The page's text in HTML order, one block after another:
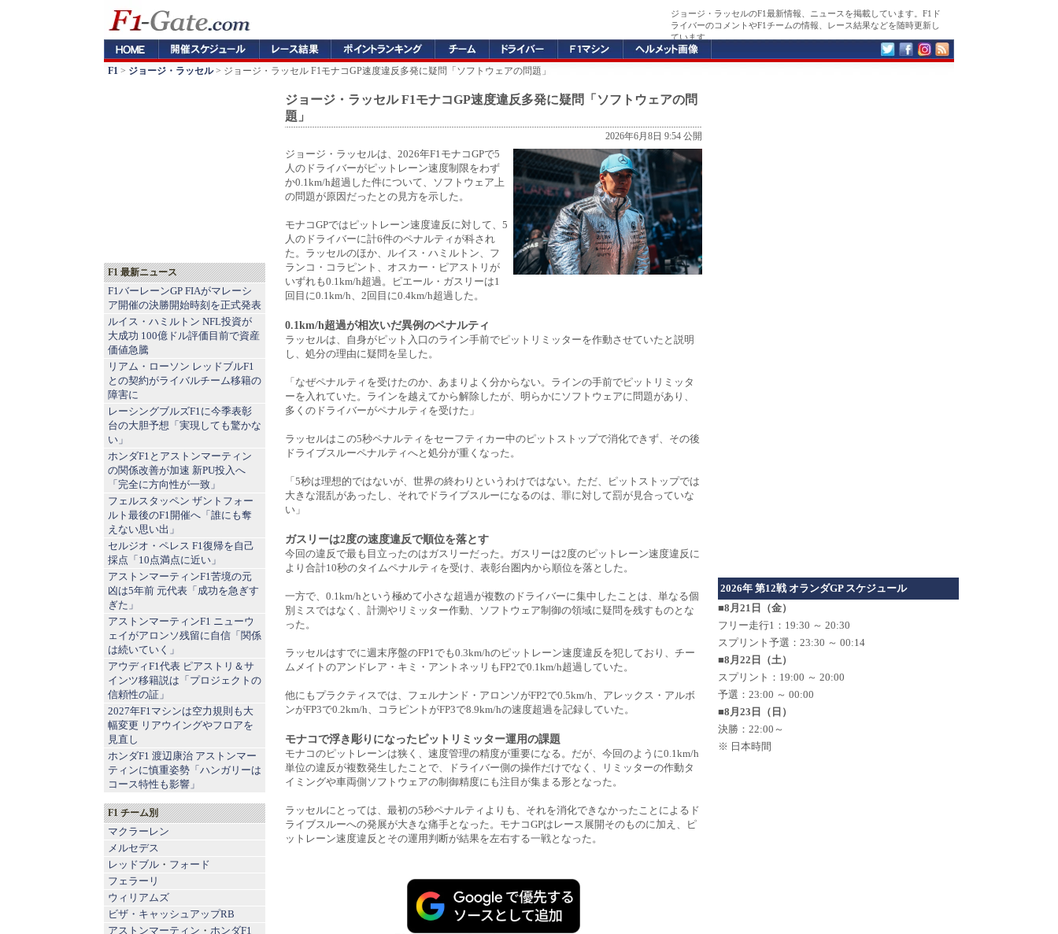
ジョージ・ラッセルのF1最新情報、ニュースを掲載しています。F1ド
ライバーのコメントやF1チームの情報、レース結果などを随時更新し
ています。
F1 > ジョージ・ラッセル> ジョージ・ラッセル F1モナコGP速度違反多発に疑問「ソフトウェアの問題」
ジョージ・ラッセル F1モナコGP速度違反多発に疑問「ソフトウェアの問
題」
2026年6月8日 9:54 公開
ジョージ・ラッセルは、2026年F1モナコGPで5
人のドライバーがピットレーン速度制限をわず
か0.1km/h超過した件について、ソフトウェア上
の問題が原因だったとの見方を示した。
モナコGPではピットレーン速度違反に対して、5
人のドライバーに計6件のペナルティが科され
た。ラッセルのほか、ルイス・ハミルトン、フ
ランコ・コラピント、オスカー・ピアストリが
いずれも0.1km/h超過。ピエール・ガスリーは1
回目に0.1km/h、2回目に0.4km/h超過した。
0.1km/h超過が相次いだ異例のペナルティ
ラッセルは、自身がピット入口のライン手前でピットリミッターを作動させていたと説明
し、処分の理由に疑問を呈した。
「なぜペナルティを受けたのか、あまりよく分からない。ラインの手前でピットリミッタ
ーを入れていた。ラインを越えてから解除したが、明らかにソフトウェアに問題があり、
多くのドライバーがペナルティを受けた」
ラッセルはこの5秒ペナルティをセーフティカー中のピットストップで消化できず、その後
ドライブスルーペナルティへと処分が重くなった。
「5秒は理想的ではないが、世界の終わりというわけではない。ただ、ピットストップでは
大きな混乱があったし、それでドライブスルーになるのは、罪に対して罰が見合っていな
い」
ガスリーは2度の速度違反で順位を落とす
今回の違反で最も目立ったのはガスリーだった。ガスリーは2度のピットレーン速度違反に
より合計10秒のタイムペナルティを受け、表彰台圏内から順位を落とした。
一方で、0.1km/hという極めて小さな超過が複数のドライバーに集中したことは、単なる個
別ミスではなく、計測やリミッター作動、ソフトウェア制御の領域に疑問を残すものとな
った。
ラッセルはすでに週末序盤のFP1でも0.3km/hのピットレーン速度違反を犯しており、チー
ムメイトのアンドレア・キミ・アントネッリもFP2で0.1km/h超過していた。
他にもプラクティスでは、フェルナンド・アロンソがFP2で0.5km/h、アレックス・アルボ
ンがFP3で0.2km/h、コラピントがFP3で8.9km/hの速度超過を記録していた。
モナコで浮き彫りになったピットリミッター運用の課題
モナコのピットレーンは狭く、速度管理の精度が重要になる。だが、今回のように0.1km/h
単位の違反が複数発生したことで、ドライバー側の操作だけでなく、リミッターの作動タ
イミングや車両側ソフトウェアの制御精度にも注目が集まる形となった。
ラッセルにとっては、最初の5秒ペナルティよりも、それを消化できなかったことによるド
ライブスルーへの発展が大きな痛手となった。モナコGPはレース展開そのものに加え、ピ
ットレーン速度違反とその運用判断が結果を左右する一戦となった。
F1 最新ニュース
F1バーレーンGP FIAがマレーシ
ア開催の決勝開始時刻を正式発表
ルイス・ハミルトン NFL投資が
大成功 100億ドル評価目前で資産
価値急騰
リアム・ローソン レッドブルF1
との契約がライバルチーム移籍の
障害に
レーシングブルズF1に今季表彰
台の大胆予想「実現しても驚かな
い」
ホンダF1とアストンマーティン
の関係改善が加速 新PU投入へ
「完全に方向性が一致」
フェルスタッペン ザントフォー
ルト最後のF1開催へ「誰にも奪
えない思い出」
セルジオ・ペレス F1復帰を自己
採点「10点満点に近い」
アストンマーティンF1苦境の元
凶は5年前 元代表「成功を急ぎす
ぎた」
アストンマーティンF1 ニューウ
ェイがアロンソ残留に自信「関係
は続いていく」
アウディF1代表 ピアストリ＆サ
インツ移籍説は「プロジェクトの
信頼性の証」
2027年F1マシンは空力規則も大
幅変更 リアウイングやフロアを
見直し
ホンダF1 渡辺康治 アストンマー
ティンに慎重姿勢「ハンガリーは
コース特性も影響」
F1 チーム別
マクラーレン
メルセデス
レッドブル ・ フォード
フェラーリ
ウィリアムズ
ビザ・キャッシュアップRB
アストンマーティン ・ ホンダF1
2026年 第12戦 オランダGP スケジュール
■8月21日（金）
フリー走行1：19:30 ～ 20:30
スプリント予選：23:30 ～ 00:14
■8月22日（土）
スプリント：19:00 ～ 20:00
予選：23:00 ～ 00:00
■8月23日（日）
決勝：22:00～
※ 日本時間